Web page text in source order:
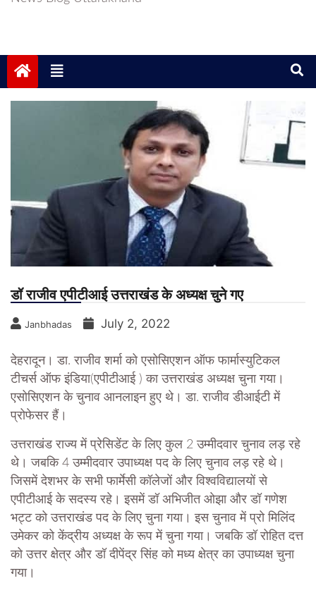
डॉ राजीव एपीटीआई उत्तराखंड के अध्यक्ष चुने गए
Janbhadas July 2, 2022
देहरादून। डा. राजीव शर्मा को एसोसिएशन ऑफ फार्मास्युटिकल
टीचर्स ऑफ इंडिया(एपीटीआई ) का उत्तराखंड अध्यक्ष चुना गया।
एसोसिएशन के चुनाव आनलाइन हुए थे। डा. राजीव डीआईटी में
प्रोफेसर हैं।
उत्तराखंड राज्य में प्रेसिडेंट के लिए कुल 2 उम्मीदवार चुनाव लड़ रहे
थे। जबकि 4 उम्मीदवार उपाध्यक्ष पद के लिए चुनाव लड़ रहे थे।
जिसमें देशभर के सभी फार्मेसी कॉलेजों और विश्वविद्यालयों से
एपीटीआई के सदस्य रहे। इसमें डॉ अभिजीत ओझा और डॉ गणेश
भट्ट को उत्तराखंड पद के लिए चुना गया। इस चुनाव में प्रो मिलिंद
उमेकर को केंद्रीय अध्यक्ष के रूप में चुना गया। जबकि डॉ रोहित दत्त
को उत्तर क्षेत्र और डॉ दीपेंद्र सिंह को मध्य क्षेत्र का उपाध्यक्ष चुना
गया।